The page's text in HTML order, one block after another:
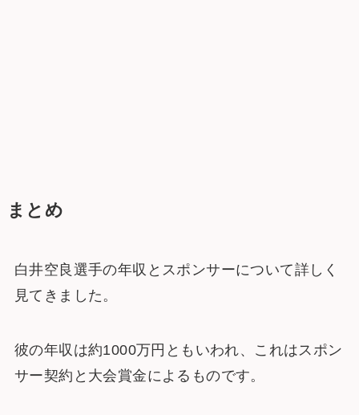
まとめ
白井空良選手の年収とスポンサーについて詳しく
見てきました。
彼の年収は約1000万円ともいわれ、これはスポン
サー契約と大会賞金によるものです。